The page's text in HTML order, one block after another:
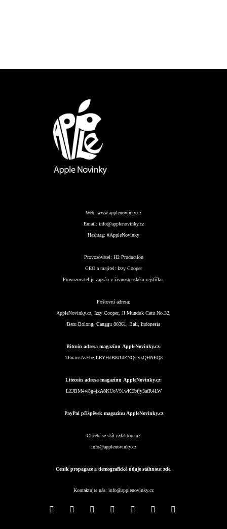
Web: www.applenovinky.cz
Email: info@applenovinky.cz
Hashtag: #AppleNovinky
Provozovatel: H2 Production
CEO a majitel: Izzy Cooper
Provozovatel je zapsán v živnostenském rejstříku.
Poštovní adresa:
AppleNovinky.cz, Izzy Cooper, Jl Munduk Catu No.32,
Batu Bolong, Canggu 80361, Bali, Indonesia
Bitcoin adresa magazínu AppleNovinky.cz:
1JmavnAsEbeJLRYHdB8t1dZNQCykQHNEQ8
Litecoin adresa magazínu AppleNovinky.cz:
LZJBM4w8g4jxA8KUoV91wKEbfjy3afR4LW
PayPal příspěvek magazínu AppleNovinky.cz
Chcete se stát redaktorem?
info@applenovinky.cz
Ceník propagace a demografické údaje stáhnout zde.
Kontaktujte nás: info@applenovinky.cz